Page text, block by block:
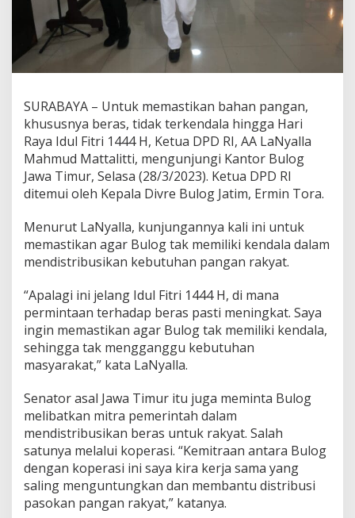
e
R
I
C
k
K
e
i
p
a
D
i
t
r
i
u
i
B
e
r
a
s
J
SURABAYA – Untuk memastikan bahan pangan,
khususnya beras, tidak terkendala hingga Hari
Raya Idul Fitri 1444 H, Ketua DPD RI, AA LaNyalla
Mahmud Mattalitti, mengunjungi Kantor Bulog
Jawa Timur, Selasa (28/3/2023). Ketua DPD RI
ditemui oleh Kepala Divre Bulog Jatim, Ermin Tora.
Menurut LaNyalla, kunjungannya kali ini untuk
memastikan agar Bulog tak memiliki kendala dalam
mendistribusikan kebutuhan pangan rakyat.
“Apalagi ini jelang Idul Fitri 1444 H, di mana
permintaan terhadap beras pasti meningkat. Saya
ingin memastikan agar Bulog tak memiliki kendala,
sehingga tak mengganggu kebutuhan
masyarakat,” kata LaNyalla.
Senator asal Jawa Timur itu juga meminta Bulog
melibatkan mitra pemerintah dalam
mendistribusikan beras untuk rakyat. Salah
satunya melalui koperasi. “Kemitraan antara Bulog
dengan koperasi ini saya kira kerja sama yang
saling menguntungkan dan membantu distribusi
pasokan pangan rakyat,” katanya.